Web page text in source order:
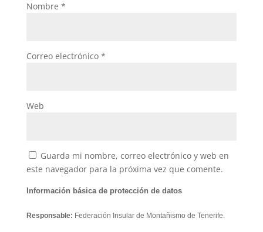
Nombre *
Correo electrónico *
Web
Guarda mi nombre, correo electrónico y web en
este navegador para la próxima vez que comente.
Información básica de protección de datos
Responsable: Federación Insular de Montañismo de Tenerife.